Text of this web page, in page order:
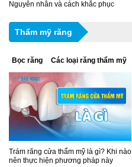
Nguyên nhân và cách khắc phục
Thẩm mỹ răng
Bọc răng Các loại răng thẩm mỹ
Trám răng cửa thẩm mỹ là gì? Khi nào
nên thực hiện phương pháp này